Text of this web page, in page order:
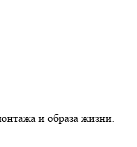
и образа жизни.